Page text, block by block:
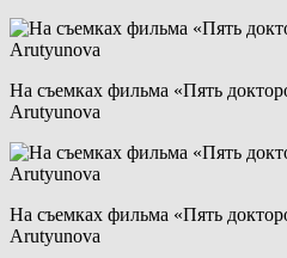
На съемках фильма «Пять
Arutyunova
На съемках фильма «Пять
Arutyunova